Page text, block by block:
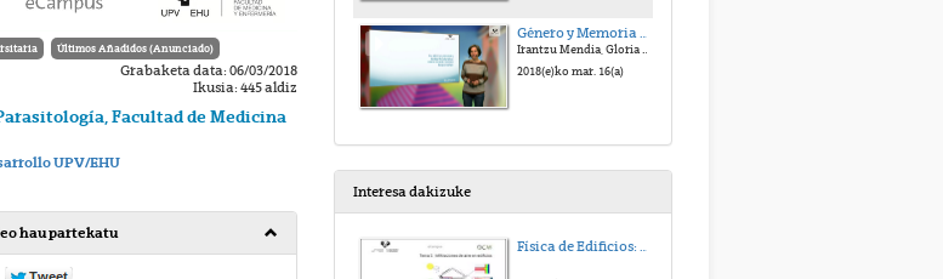
Últimos Añadidos (Anunciado)
Grabaketa data: 06/03/2018
Ikusia: 445 aldiz
Facultad de Medicina
UPV/EHU
hau partekatu
2018(e)ko mar. 16(a)
Interesa dakizuke
Física de Edificios: Transmision de Calor y Masa. Tema 5